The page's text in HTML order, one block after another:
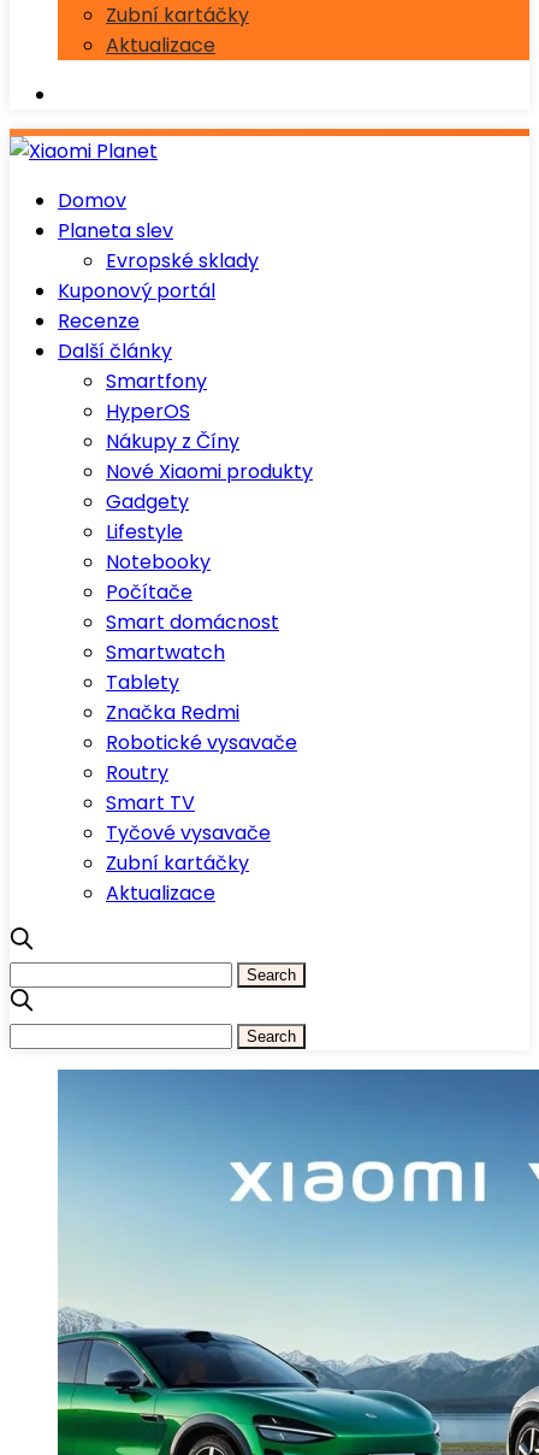
Zubní kartáčky
Aktualizace
Domov
Planeta slev
Evropské sklady
Kuponový portál
Recenze
Další články
Smartfony
HyperOS
Nákupy z Číny
Nové Xiaomi produkty
Gadgety
Lifestyle
Notebooky
Počítače
Smart domácnost
Smartwatch
Tablety
Značka Redmi
Robotické vysavače
Routry
Smart TV
Tyčové vysavače
Zubní kartáčky
Aktualizace